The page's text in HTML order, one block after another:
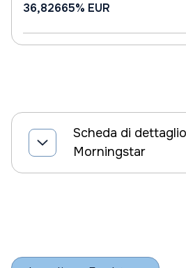
36,82665% EUR
Scheda di dettaglio
Morningstar